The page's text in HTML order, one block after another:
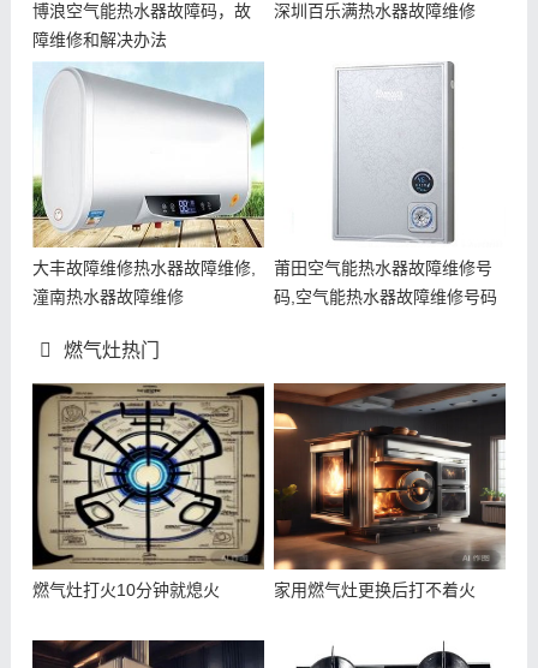
博浪空气能热水器故障码，故
障维修和解决办法
深圳百乐满热水器故障维修
大丰故障维修热水器故障维修,
潼南热水器故障维修
莆田空气能热水器故障维修号
码,空气能热水器故障维修号码
燃气灶热门
燃气灶打火10分钟就熄火 家用燃气灶更换后打不着火